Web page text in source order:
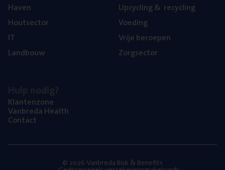
Haven
Hout­sec­tor
IT
Land­bouw
Upcy­cling& recycling
Voe­ding
Vrije beroe­pen
Zorg­sec­tor
Klan­ten­zo­ne
Van­b­re­da Health
Con­tact
© 2026 Vanbreda Risk & Benefits